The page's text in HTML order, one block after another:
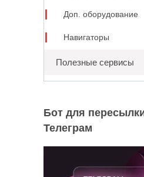
Доп. оборудование
Навигаторы
Полезные сервисы
Бот для
Телеграм